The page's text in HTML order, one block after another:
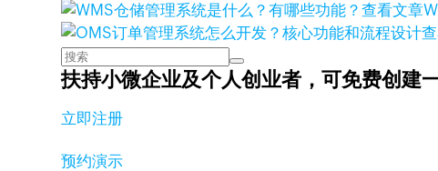
查看文章
扶持小微企业及个人创业者，可免费创建
立即注册
预约演示